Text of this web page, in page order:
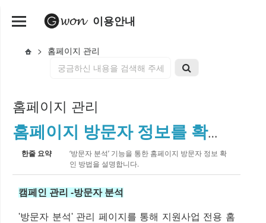
이용안내
> 홈페이지 관리
홈페이지 관리
홈페이지 방문자 정보를 확인해볼까요?
한줄 요약
‘방문자 분석’ 기능을 통한 홈페이지 방문자 정보 확
인 방법을 설명합니다.
캠페인 관리 -방문자 분석
'방문자 분석' 관리 페이지를 통해 지원사업 전용 홈